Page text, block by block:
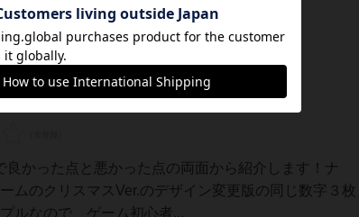
かった点と悪かった点の両面から紹介します！ナ
ムのクリスマスVer.のデザイン変更版の同じ数字３枚
ルなので、ゲーム初心者...